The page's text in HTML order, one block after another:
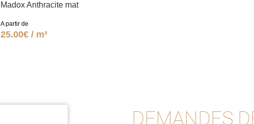
Madox Anthracite mat
A partir de
25.00€ / m²
DEMANDES